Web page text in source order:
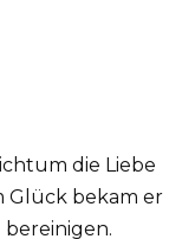
die Liebe
Glück bekam er
bereinigen.